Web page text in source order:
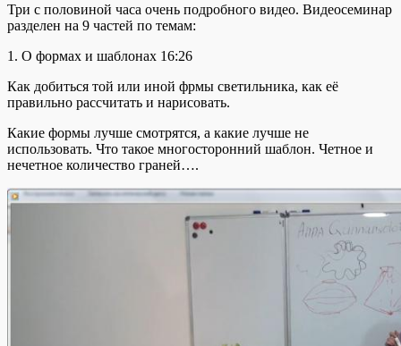
Три с половиной часа очень подробного видео. Видеосеминар
разделен на 9 частей по темам:
1. О формах и шаблонах 16:26
Как добиться той или иной фрмы светильника, как её
правильно рассчитать и нарисовать.
Какие формы лучше смотрятся, а какие лучше не
использовать. Что такое многосторонний шаблон. Четное и
нечетное количество граней….